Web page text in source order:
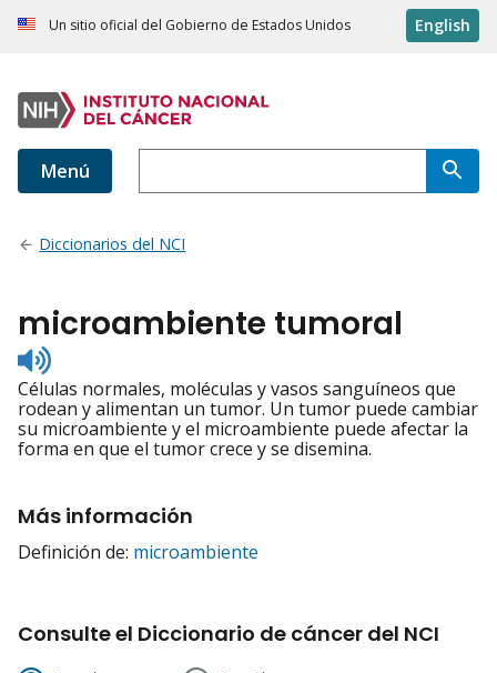
Un sitio oficial del Gobierno de Estados Unidos English
Menú
Diccionarios del NCI
microambiente tumoral
Listen
to
pronunciation
Células normales, moléculas y vasos sanguíneos que
rodean y alimentan un tumor. Un tumor puede cambiar
su microambiente y el microambiente puede afectar la
forma en que el tumor crece y se disemina.
Más información
Definición de: microambiente
Consulte el Diccionario de cáncer del NCI